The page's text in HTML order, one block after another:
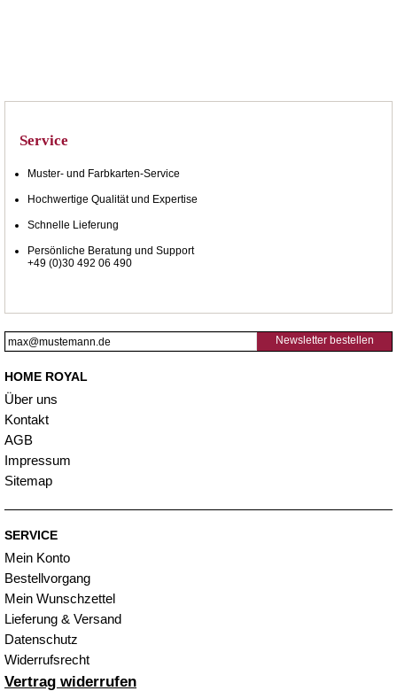
Service
Muster- und Farbkarten-Service
Hochwertige Qualität und Expertise
Schnelle Lieferung
Persönliche Beratung und Support
+49 (0)30 492 06 490
Newsletter bestellen
HOME ROYAL
Über uns
Kontakt
AGB
Impressum
Sitemap
SERVICE
Mein Konto
Bestellvorgang
Mein Wunschzettel
Lieferung & Versand
Datenschutz
Widerrufsrecht
Vertrag widerrufen